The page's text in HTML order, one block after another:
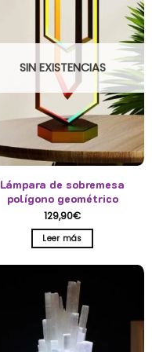
SIN EXISTENCIAS
Lámpara de sobremesa
polígono geométrico
129,90€
Leer más